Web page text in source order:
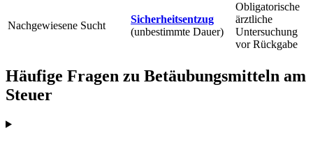
Nachgewiesene Sucht
Sicherheitsentzug
(unbestimmte Dauer)
Obligatorische
ärztliche
Untersuchung
vor Rückgabe
Häufige Fragen zu Betäubungsmitteln am
Steuer